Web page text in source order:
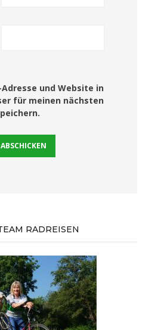
und Website in
für meinen nächsten
RADREISEN